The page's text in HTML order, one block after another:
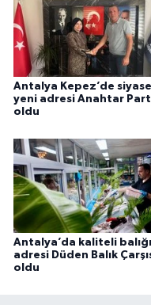
Antalya Kepez’de
yeni adresi Anahtar
oldu
Antalya’da kaliteli
adresi Düden Balık
oldu